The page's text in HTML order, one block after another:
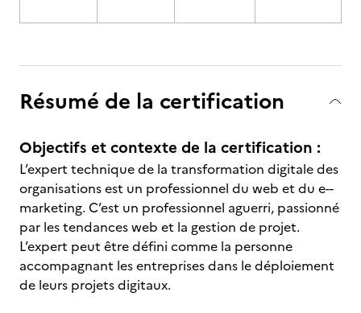
Résumé de la certification
Objectifs et contexte de la certification :
L’expert technique de la transformation digitale des
organisations est un professionnel du web et du e-­
marketing. C’est un professionnel aguerri, passionné
par les tendances web et la gestion de projet.
L’expert peut être défini comme la personne
accompagnant les entreprises dans le déploiement
de leurs projets digitaux.